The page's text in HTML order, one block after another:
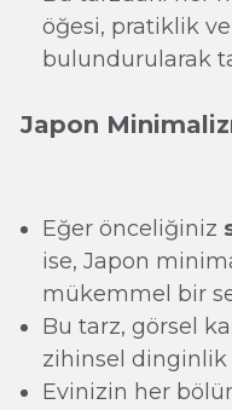
öğesi, pratiklik
bulundurularak
Japon
Eğer önceliğiniz
ise, Japon
mükemmel bir
Bu tarz, görsel
zihinsel dinginlik
Evinizin her